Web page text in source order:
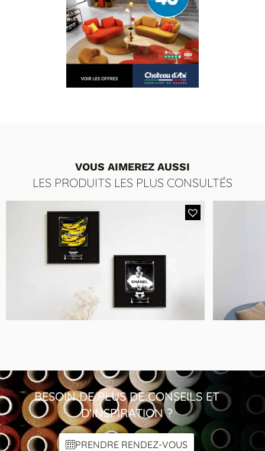
VOUS AIMEREZ AUSSI
LES PRODUITS LES PLUS CONSULTÉS
Vitrine relief
BESOIN DE PLUS DE CONSEILS ET
D'INSPIRATION ?
PRENDRE RENDEZ-VOUS